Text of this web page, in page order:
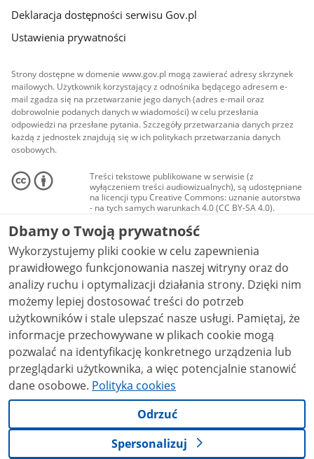
Deklaracja dostępności serwisu Gov.pl
Ustawienia prywatności
Strony dostępne w domenie www.gov.pl mogą zawierać adresy skrzynek
mailowych. Użytkownik korzystający z odnośnika będącego adresem e-
mail zgadza się na przetwarzanie jego danych (adres e-mail oraz
dobrowolnie podanych danych w wiadomości) w celu przesłania
odpowiedzi na przesłane pytania. Szczegóły przetwarzania danych przez
każdą z jednostek znajdują się w ich politykach przetwarzania danych
osobowych.
Treści tekstowe publikowane w serwisie (z
wyłączeniem treści audiowizualnych), są udostępniane
na licencji typu Creative Commons: uznanie autorstwa
- na tych samych warunkach 4.0 (CC BY-SA 4.0).
Materiały audiowizualne, w tym zdjęcia, materiały
audio i wideo, są udostępniane na licencji typu
Creative Commons: uznanie autorstwa użycie
niekomercyjne - bez utworów zależnych 4.0 (CC BY-
NC-ND 4.0), o ile nie jest to stwierdzone inaczej.
Dbamy o Twoją prywatność
Wykorzystujemy pliki cookie w celu zapewnienia
prawidłowego funkcjonowania naszej witryny oraz do
analizy ruchu i optymalizacji działania strony. Dzięki nim
możemy lepiej dostosować treści do potrzeb
użytkowników i stale ulepszać nasze usługi. Pamiętaj, że
informacje przechowywane w plikach cookie mogą
pozwalać na identyfikację konkretnego urządzenia lub
przeglądarki użytkownika, a więc potencjalnie stanowić
dane osobowe. Polityka cookies
Odrzuć
Spersonalizuj